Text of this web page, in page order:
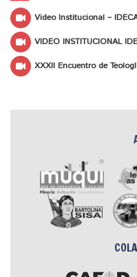
Video Institucional –
VIDEO INSTITUCIONAL
XXXII Encuentro de